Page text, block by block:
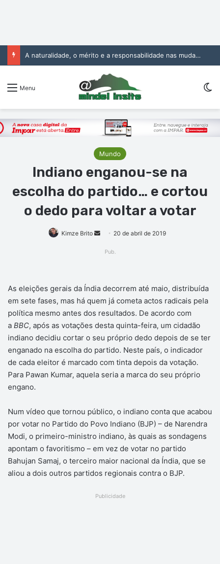
A naturalidade, o mérito e a responsabilidade nas mudanças na Administração Pública
Menu
Mundo
Indiano enganou-se na
escolha do partido… e cortou
o dedo para voltar a votar
Kimze Brito
Mande20 de abril de 2019
Pub.
As eleições gerais da Índia decorrem até maio, distribuída
em sete fases, mas há quem já cometa actos radicais pela
política mesmo antes dos resultados. De acordo com
a BBC, após as votações desta quinta-feira, um cidadão
indiano decidiu cortar o seu próprio dedo depois de se ter
enganado na escolha do partido. Neste país, o indicador
de cada eleitor é marcado com tinta depois da votação.
Para Pawan Kumar, aquela seria a marca do seu próprio
engano.
Num vídeo que tornou público, o indiano conta que acabou
por votar no Partido do Povo Indiano (BJP) – de Narendra
Modi, o primeiro-ministro indiano, às quais as sondagens
apontam o favoritismo – em vez de votar no partido
Bahujan Samaj, o terceiro maior nacional da Índia, que se
aliou a dois outros partidos regionais contra o BJP.
Publicidade